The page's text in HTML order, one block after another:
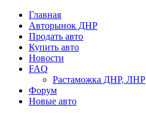
Главная
Авторынок ДНР
Продать авто
Купить авто
Новости
FAQ
Растаможка ДНР, ЛНР
Форум
Новые авто